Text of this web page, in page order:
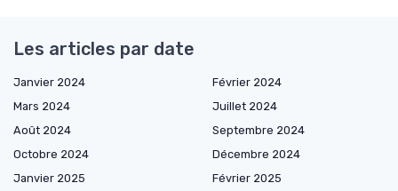
Les articles par date
Janvier 2024
Février 2024
Mars 2024
Juillet 2024
Août 2024
Septembre 2024
Octobre 2024
Décembre 2024
Janvier 2025
Février 2025